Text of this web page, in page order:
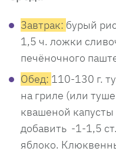
Завтрак: бурый
1,5 ч. ложки
печёночного
Обед: 110-130 г.
на гриле (или
квашеной
добавить -1-1,5
яблоко.